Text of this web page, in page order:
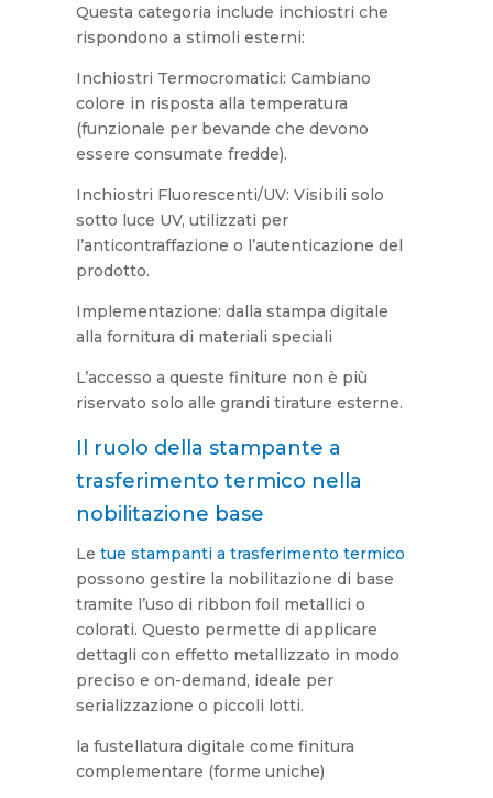
Questa categoria include inchiostri che
rispondono a stimoli esterni:
Inchiostri Termocromatici: Cambiano
colore in risposta alla temperatura
(funzionale per bevande che devono
essere consumate fredde).
Inchiostri Fluorescenti/UV: Visibili solo
sotto luce UV, utilizzati per
l’anticontraffazione o l’autenticazione del
prodotto.
Implementazione: dalla stampa digitale
alla fornitura di materiali speciali
L’accesso a queste finiture non è più
riservato solo alle grandi tirature esterne.
Il ruolo della stampante a
trasferimento termico nella
nobilitazione base
Le tue stampanti a trasferimento termico
possono gestire la nobilitazione di base
tramite l’uso di ribbon foil metallici o
colorati. Questo permette di applicare
dettagli con effetto metallizzato in modo
preciso e on-demand, ideale per
serializzazione o piccoli lotti.
la fustellatura digitale come finitura
complementare (forme uniche)